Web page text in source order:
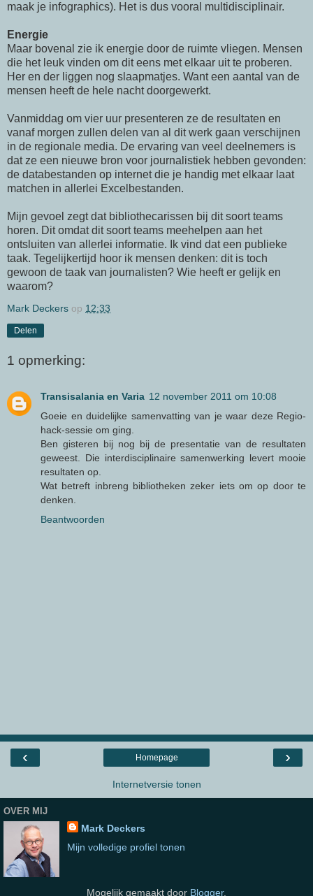
maak je infographics). Het is dus vooral multidisciplinair.
Energie
Maar bovenal zie ik energie door de ruimte vliegen. Mensen
die het leuk vinden om dit eens met elkaar uit te proberen.
Her en der liggen nog slaapmatjes. Want een aantal van de
mensen heeft de hele nacht doorgewerkt.
Vanmiddag om vier uur presenteren ze de resultaten en
vanaf morgen zullen delen van al dit werk gaan verschijnen
in de regionale media. De ervaring van veel deelnemers is
dat ze een nieuwe bron voor journalistiek hebben gevonden:
de databestanden op internet die je handig met elkaar laat
matchen in allerlei Excelbestanden.
Mijn gevoel zegt dat bibliothecarissen bij dit soort teams
horen. Dit omdat dit soort teams meehelpen aan het
ontsluiten van allerlei informatie. Ik vind dat een publieke
taak. Tegelijkertijd hoor ik mensen denken: dit is toch
gewoon de taak van journalisten? Wie heeft er gelijk en
waarom?
Mark Deckers op 12:33
Delen
1 opmerking:
Transisalania en Varia 12 november 2011 om 10:08
Goeie en duidelijke samenvatting van je waar deze Regio-
hack-sessie om ging.
Ben gisteren bij nog bij de presentatie van de resultaten
geweest. Die interdisciplinaire samenwerking levert mooie
resultaten op.
Wat betreft inbreng bibliotheken zeker iets om op door te
denken.
Beantwoorden
‹ ›
Homepage
Internetversie tonen
OVER MIJ
Mark Deckers
Mijn volledige profiel tonen
Mogelijk gemaakt door Blogger.